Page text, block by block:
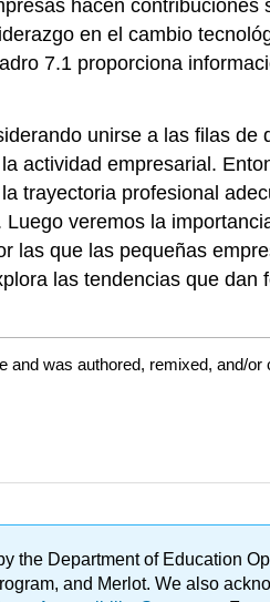
hacen
en el cambio
7.1 proporciona
unirse a las filas
actividad empresarial.
trayectoria profesional
veremos la
que las pequeñas
las tendencias que
and was authored, remixed, and/or
the Department of Education
and Merlot. We also